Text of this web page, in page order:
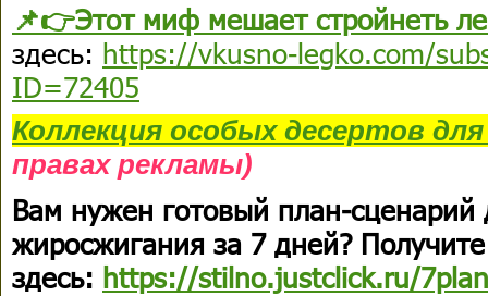
📌👉Этот миф мешает стройнеть
здесь: https://vkusno-legko.com/
ID=72405
Коллекция особых десертов
правах рекламы)
Вам нужен готовый план-сценарий
жиросжигания за 7 дней?
здесь: https://stilno.justclick.ru/